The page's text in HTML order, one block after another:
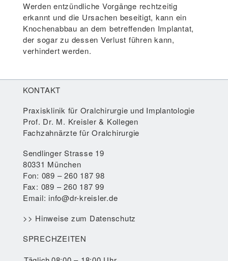
Werden entzündliche Vorgänge rechtzeitig
erkannt und die Ursachen beseitigt, kann ein
Knochenabbau an dem betreffenden Implantat,
der sogar zu dessen Verlust führen kann,
verhindert werden.
KONTAKT
Praxisklinik für Oralchirurgie und Implantologie
Prof. Dr. M. Kreisler & Kollegen
Fachzahnärzte für Oralchirurgie
Sendlinger Strasse 19
80331 München
Fon: 089 – 260 187 98
Fax: 089 – 260 187 99
Email: info@dr-kreisler.de
>> Hinweise zum Datenschutz
SPRECHZEITEN